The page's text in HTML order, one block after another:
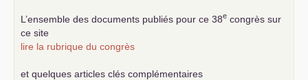
L’ensemble des documents publiés pour ce 38e congrès sur
ce site
lire la rubrique du congrès
et quelques articles clés complémentaires